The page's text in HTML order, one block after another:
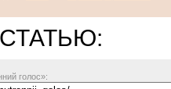
голос»: